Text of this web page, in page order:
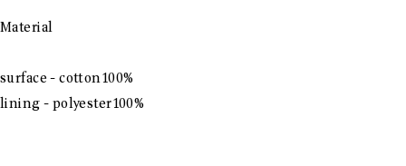
Material
surface - cotton100%
lining - polyester100%